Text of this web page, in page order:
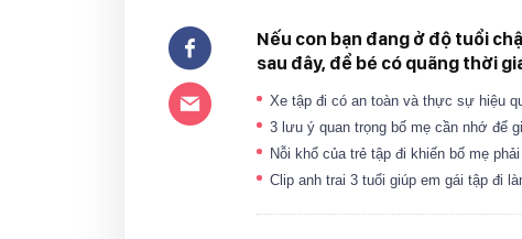
Nếu con bạn đang ở độ tuổi
sau đây, để bé có quãng thời
Xe tập đi có an toàn và thực sự hiệu
3 lưu ý quan trọng bố mẹ cần nhớ để
Nỗi khổ của trẻ tập đi khiến bố mẹ
Clip anh trai 3 tuổi giúp em gái tập đi